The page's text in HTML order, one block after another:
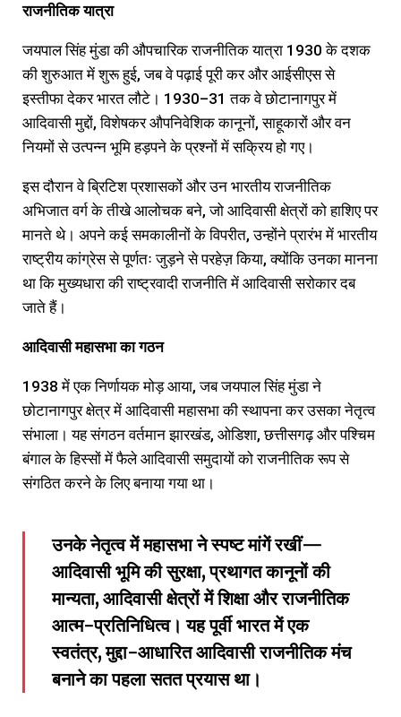
राजनीतिकयात्रा
जयपाल सिंह मुंडा की औपचारिक राजनीतिक यात्रा 1930 के दशक
की शुरुआत में शुरू हुई, जब वे पढ़ाई पूरी कर और आईसीएस से
इस्तीफा देकर भारत लौटे। 1930–31 तक वे छोटानागपुर में
आदिवासी मुद्दों, विशेषकर औपनिवेशिक कानूनों, साहूकारों और वन
नियमों से उत्पन्न भूमि हड़पने के प्रश्नों में सक्रिय हो गए।
इस दौरान वे ब्रिटिश प्रशासकों और उन भारतीय राजनीतिक
अभिजात वर्ग के तीखे आलोचक बने, जो आदिवासी क्षेत्रों को हाशिए पर
मानते थे। अपने कई समकालीनों के विपरीत, उन्होंने प्रारंभ में भारतीय
राष्ट्रीय कांग्रेस से पूर्णतः जुड़ने से परहेज़ किया, क्योंकि उनका मानना
था कि मुख्यधारा की राष्ट्रवादी राजनीति में आदिवासी सरोकार दब
जाते हैं।
आदिवासीमहासभाकागठन
1938 में एक निर्णायक मोड़ आया, जब जयपाल सिंह मुंडा ने
छोटानागपुर क्षेत्र में आदिवासी महासभा की स्थापना कर उसका नेतृत्व
संभाला। यह संगठन वर्तमान झारखंड, ओडिशा, छत्तीसगढ़ और पश्चिम
बंगाल के हिस्सों में फैले आदिवासी समुदायों को राजनीतिक रूप से
संगठित करने के लिए बनाया गया था।
उनके नेतृत्व में महासभा ने स्पष्ट मांगें रखीं—
आदिवासी भूमि की सुरक्षा, प्रथागत कानूनों की
मान्यता, आदिवासी क्षेत्रों में शिक्षा और राजनीतिक
आत्म-प्रतिनिधित्व। यह पूर्वी भारत में एक
स्वतंत्र, मुद्दा-आधारित आदिवासी राजनीतिक मंच
बनाने का पहला सतत प्रयास था।